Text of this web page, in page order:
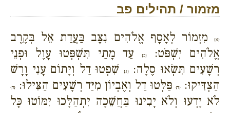
מזמור / תהילים פב
{א}
מִזְמוֹר לְאָסָף אֱלֹהִים נִצָּב בַּעֲדַת אֵל בְּקֶרֶב
אֱלֹהִים יִשְׁפֹּט:
{ב}עַד מָתַי תִּשְׁפְּטוּ עָוֶל וּפְנֵי
רְשָׁעִים תִּשְׂאוּ סֶלָה:{ג}
שִׁפְטוּ דַל וְיָתוֹם עָנִי וָרָשׁ
הַצְדִּיקוּ:
{ד}פַּלְּטוּ דַל וְאֶבְיוֹן מִיַּד רְשָׁעִים הַצִּילוּ: {ה}
לֹא יָדְעוּ וְלֹא יָבִינוּ בַּחֲשֵׁכָה יִתְהַלָּכוּ יִמּוֹטוּ כָּל